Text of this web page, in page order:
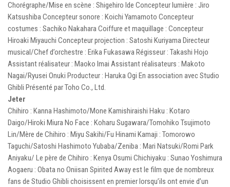
Chorégraphe/Mise en scène : Shigehiro Ide Concepteur lumière : Jiro
Katsushiba Concepteur sonore : Koichi Yamamoto Concepteur
costumes : Sachiko Nakahara Coiffure et maquillage : Concepteur
Hiroaki Miyauchi Concepteur projection : Satoshi Kuriyama Directeur
musical/Chef d’orchestre : Erika Fukasawa Régisseur : Takashi Hojo
Assistant réalisateur : Maoko Imai Assistant réalisateurs : Makoto
Nagai/Ryusei Onuki Producteur : Haruka Ogi En association avec Studio
Ghibli Présenté par Toho Co., Ltd.
Jeter
Chihiro : Kanna Hashimoto/Mone Kamishiraishi Haku : Kotaro
Daigo/Hiroki Miura No Face : Koharu Sugawara/Tomohiko Tsujimoto
Lin/Mère de Chihiro : Miyu Sakihi/Fu Hinami Kamaji : Tomorowo
Taguchi/Satoshi Hashimoto Yubaba/Zeniba : Mari Natsuki/Romi Park
Aniyaku/ Le père de Chihiro : Kenya Osumi Chichiyaku : Sunao Yoshimura
Aogaeru : Obata no Oniisan Spirited Away est le film que de nombreux
fans de Studio Ghibli choisissent en premier lorsqu’ils ont envie d’un